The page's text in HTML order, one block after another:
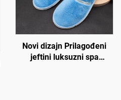
Novi dizajn Prilagođeni
jeftini luksuzni spa